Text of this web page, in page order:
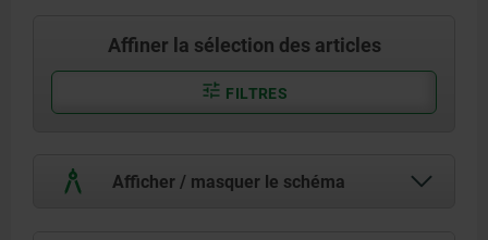
Affiner la sélection des articles
FILTRES
Afficher / masquer le schéma